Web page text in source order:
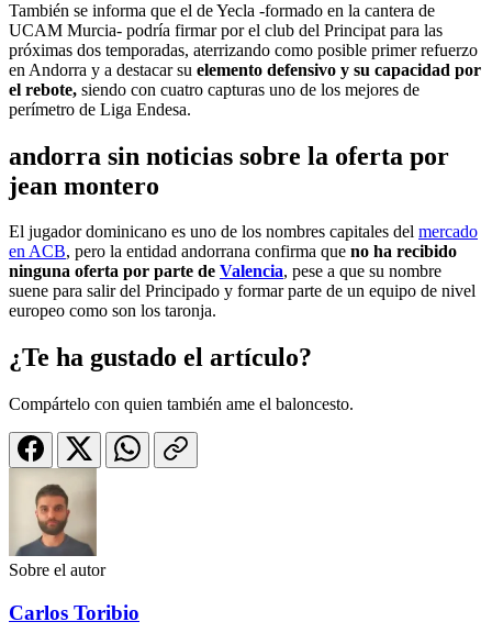
También se informa que el de Yecla -formado en la cantera de
UCAM Murcia- podría firmar por el club del Principat para las
próximas dos temporadas, aterrizando como posible primer refuerzo
en Andorra y a destacar su elemento defensivo y su capacidad por
el rebote, siendo con cuatro capturas uno de los mejores de
perímetro de Liga Endesa.
andorra sin noticias sobre la oferta por
jean montero
El jugador dominicano es uno de los nombres capitales del mercado
en ACB, pero la entidad andorrana confirma que no ha recibido
ninguna oferta por parte de Valencia, pese a que su nombre
suene para salir del Principado y formar parte de un equipo de nivel
europeo como son los taronja.
¿Te ha gustado el artículo?
Compártelo con quien también ame el baloncesto.
Sobre el autor
Carlos Toribio